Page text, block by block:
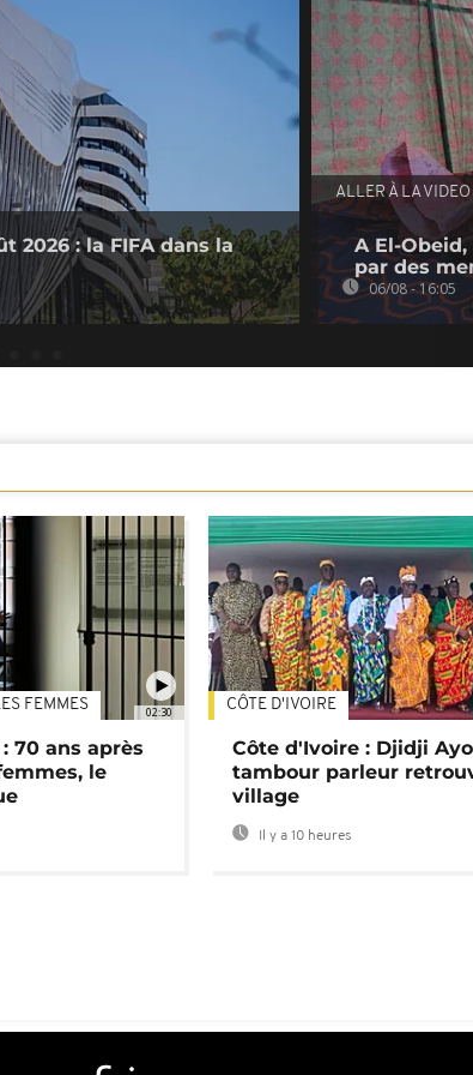
2026 : la FIFA dans la
ALLER À LA VIDEO
A El-
par des
06/08 - 16:05
02:30
FEMMES
70 ans après
le
CÔTE D'IVOIRE
Côte d'Ivoire : Djidji
tambour parleur
village
Il y a 10 heures